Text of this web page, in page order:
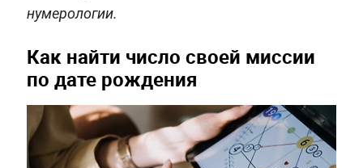
нумерологии.
Как найти число своей миссии
по дате рождения